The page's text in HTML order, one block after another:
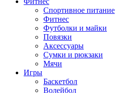
Спортивное питание
Фитнес
Футболки и майки
Повязки
Аксессуары
Сумки и рюкзаки
Мячи
Игры
Баскетбол
Волейбол